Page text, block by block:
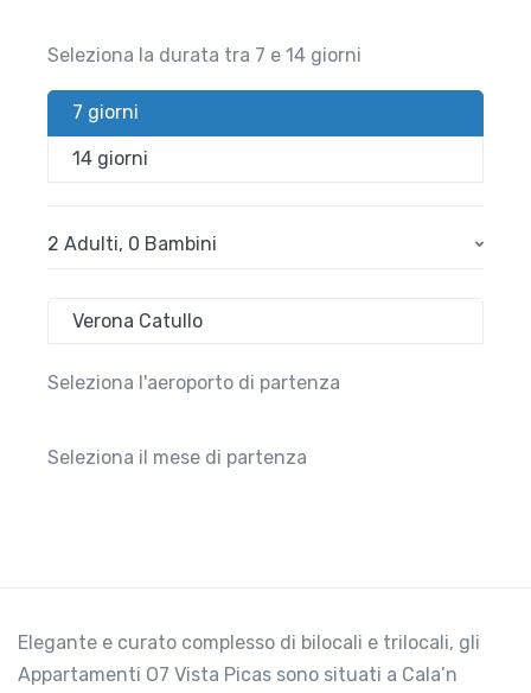
Seleziona la durata tra 7 e 14 giorni
7 giorni
14 giorni
2 Adulti, 0 Bambini
Verona Catullo
Seleziona l'aeroporto di partenza
Seleziona il mese di partenza
Elegante e curato complesso di bilocali e trilocali, gli
Appartamenti O7 Vista Picas sono situati a Cala’n